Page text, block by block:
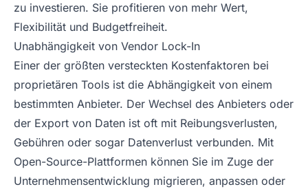
zu investieren. Sie profitieren von mehr Wert,
Flexibilität und Budgetfreiheit.
Unabhängigkeit von Vendor Lock-In
Einer der größten versteckten Kostenfaktoren bei
proprietären Tools ist die Abhängigkeit von einem
bestimmten Anbieter. Der Wechsel des Anbieters oder
der Export von Daten ist oft mit Reibungsverlusten,
Gebühren oder sogar Datenverlust verbunden. Mit
Open-Source-Plattformen können Sie im Zuge der
Unternehmensentwicklung migrieren, anpassen oder